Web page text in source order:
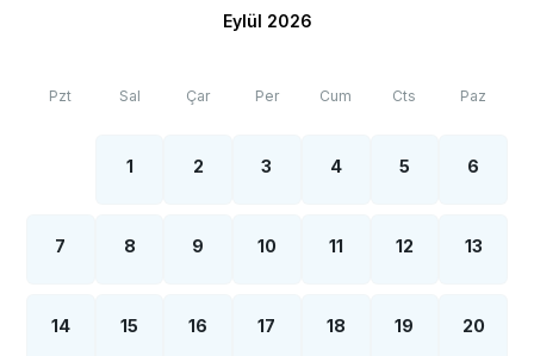
Eylül 2026
Pzt Sal Çar Per Cum Cts Paz
1 2 3 4 5 6
7 8 9 10 11 12 13
14 15 16 17 18 19 20